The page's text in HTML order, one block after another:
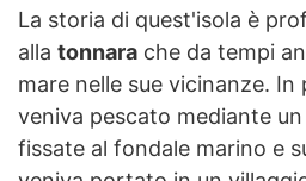
La storia di quest'isola è
alla tonnara che da tempi
mare nelle sue vicinanze.
veniva pescato mediante
fissate al fondale marino e